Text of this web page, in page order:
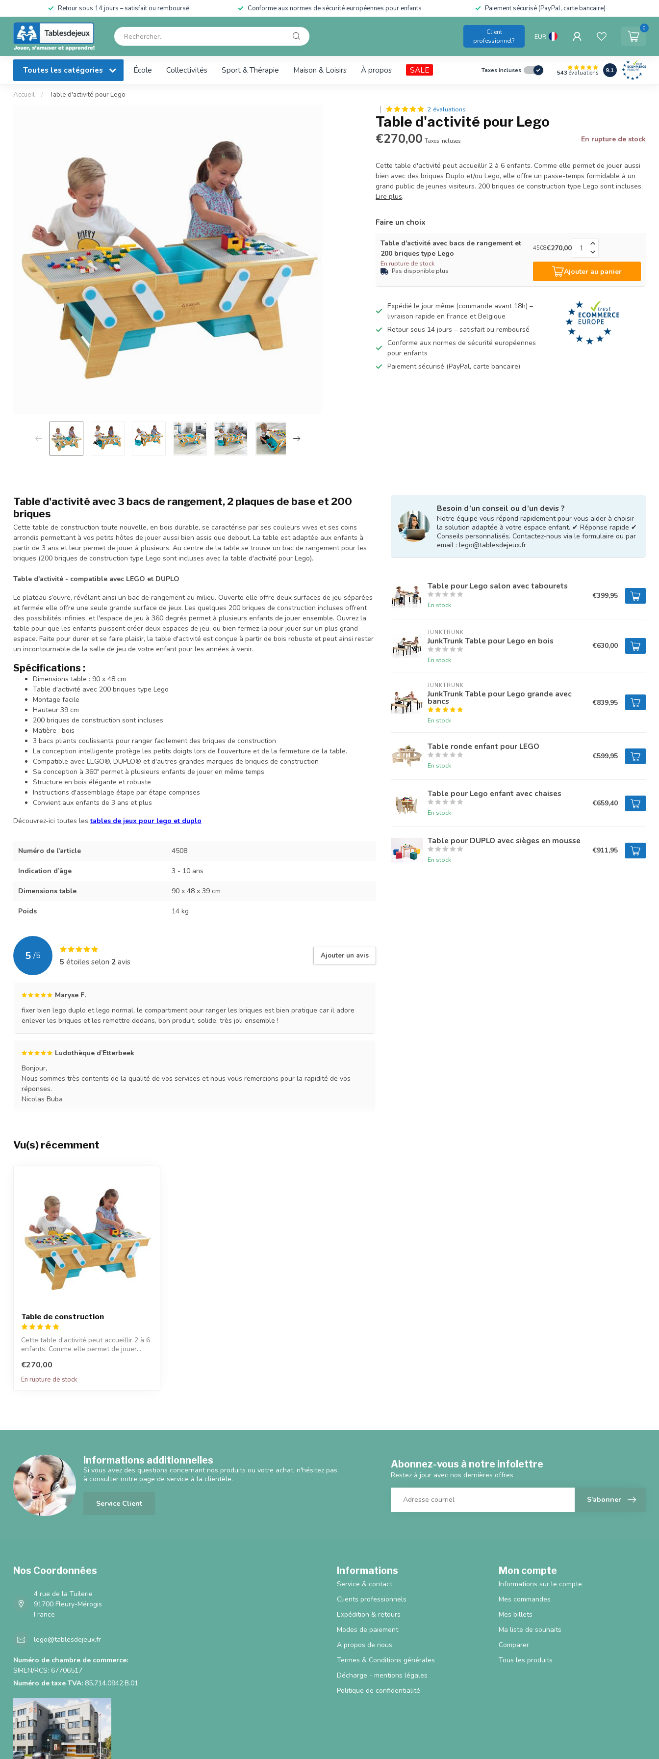
Retour sous 14 jours – satisfait ou remboursé Conforme aux normes de sécurité européennes pour enfants Paiement sécurisé (PayPal, carte bancaire)
Client
professionnel?
EUR
0
Toutes les catégories École Collectivités Sport & Thérapie Maison & Loisirs À propos SALE Taxes incluses 543 évaluations 9.1
Accueil / Table d'activité pour Lego
2 évaluations
Table d'activité pour Lego
€270,00 Taxes incluses En rupture de stock
Cette table d'activité peut accueillir 2 à 6 enfants. Comme elle permet de jouer aussi
bien avec des briques Duplo et/ou Lego, elle offre un passe-temps formidable à un
grand public de jeunes visiteurs. 200 briques de construction type Lego sont incluses.
Lire plus.
Faire un choix
Table d'activité avec bacs de rangement et
200 briques type Lego
En rupture de stock
Pas disponible plus
4508€270,00
Ajouter au panier
Expédié le jour même (commande avant 18h) –
livraison rapide en France et Belgique
Retour sous 14 jours – satisfait ou remboursé
Conforme aux normes de sécurité européennes
pour enfants
Paiement sécurisé (PayPal, carte bancaire)
Table d'activité avec 3 bacs de rangement, 2 plaques de base et 200
briques
Cette table de construction toute nouvelle, en bois durable, se caractérise par ses couleurs vives et ses coins
arrondis permettant à vos petits hôtes de jouer aussi bien assis que debout. La table est adaptée aux enfants à
partir de 3 ans et leur permet de jouer à plusieurs. Au centre de la table se trouve un bac de rangement pour les
briques (200 briques de construction type Lego sont incluses avec la table d'activité pour Lego).
Table d'activité - compatible avec LEGO et DUPLO
Le plateau s’ouvre, révélant ainsi un bac de rangement au milieu. Ouverte elle offre deux surfaces de jeu séparées
et fermée elle offre une seule grande surface de jeux. Les quelques 200 briques de construction incluses offrent
des possibilités infinies, et l'espace de jeu à 360 degrés permet à plusieurs enfants de jouer ensemble. Ouvrez la
table pour que les enfants puissent créer deux espaces de jeu, ou bien fermez-la pour jouer sur un plus grand
espace. Faite pour durer et se faire plaisir, la table d'activité est conçue à partir de bois robuste et peut ainsi rester
un incontournable de la salle de jeu de votre enfant pour les années à venir.
Spécifications :
Dimensions table : 90 x 48 cm
Table d'activité avec 200 briques type Lego
Montage facile
Hauteur 39 cm
200 briques de construction sont incluses
Matière : bois
3 bacs pliants coulissants pour ranger facilement des briques de construction
La conception intelligente protège les petits doigts lors de l'ouverture et de la fermeture de la table.
Compatible avec LEGO®, DUPLO® et d'autres grandes marques de briques de construction
Sa conception à 360º permet à plusieurs enfants de jouer en même temps
Structure en bois élégante et robuste
Instructions d'assemblage étape par étape comprises
Convient aux enfants de 3 ans et plus
Découvrez-ici toutes lestables de jeux pour lego et duplo
Numéro de l'article 4508
Indication d’âge 3 - 10 ans
Dimensions table 90 x 48 x 39 cm
Poids 14 kg
5 /5
5 étoiles selon 2avis
Ajouter un avis
Maryse F.
fixer bien lego duplo et lego normal, le compartiment pour ranger les briques est bien pratique car il adore
enlever les briques et les remettre dedans, bon produit, solide, très joli ensemble !
Ludothèque d’Etterbeek
Bonjour,
Nous sommes très contents de la qualité de vos services et nous vous remercions pour la rapidité de vos
réponses.
Nicolas Buba
Besoin d’un conseil ou d’un devis ?
Notre équipe vous répond rapidement pour vous aider à choisir
la solution adaptée à votre espace enfant. ✔ Réponse rapide ✔
Conseils personnalisés. Contactez-nous via le formulaire ou par
email : lego@tablesdejeux.fr
Table pour Lego salon avec tabourets
En stock
€399,95
JUNKTRUNK
JunkTrunk Table pour Lego en bois
En stock
€630,00
JUNKTRUNK
JunkTrunk Table pour Lego grande avec
bancs
En stock
€839,95
Table ronde enfant pour LEGO
En stock
€599,95
Table pour Lego enfant avec chaises
En stock
€659,40
Table pour DUPLO avec sièges en mousse
En stock
€911,95
Vu(s) récemment
Table de construction
Cette table d'activité peut accueillir 2 à 6
enfants. Comme elle permet de jouer...
€270,00
En rupture de stock
Informations additionnelles
Si vous avez des questions concernant nos produits ou votre achat, n'hésitez pas
à consulter notre page de service à la clientèle.
Service Client
Abonnez-vous à notre infolettre
Restez à jour avec nos dernières offres
S'abonner
Nos Coordonnées
4 rue de la Tuilerie
91700 Fleury-Mérogis
France
lego@tablesdejeux.fr
Numéro de chambre de commerce:
SIREN/RCS: 67706517
Numéro de taxe TVA: 85.714.0942.B.01
Informations
Service & contact
Clients professionnels
Expédition & retours
Modes de paiement
A propos de nous
Termes & Conditions générales
Décharge - mentions légales
Politique de confidentialité
Mon compte
Informations sur le compte
Mes commandes
Mes billets
Ma liste de souhaits
Comparer
Tous les produits